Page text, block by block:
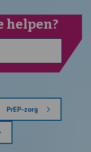
helpen?
PrEP-zorg